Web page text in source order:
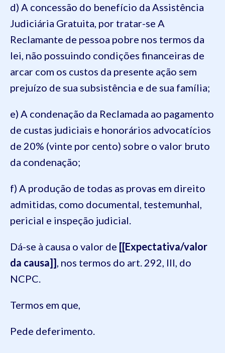
d) A concessão do benefício da Assistência
Judiciária Gratuita, por tratar-se A
Reclamante de pessoa pobre nos termos da
lei, não possuindo condições financeiras de
arcar com os custos da presente ação sem
prejuízo de sua subsistência e de sua família;
e) A condenação da Reclamada ao pagamento
de custas judiciais e honorários advocatícios
de 20% (vinte por cento) sobre o valor bruto
da condenação;
f) A produção de todas as provas em direito
admitidas, como documental, testemunhal,
pericial e inspeção judicial.
Dá-se à causa o valor de [[Expectativa/valor
da causa]] , nos termos do art. 292, III, do
NCPC.
Termos em que,
Pede deferimento.